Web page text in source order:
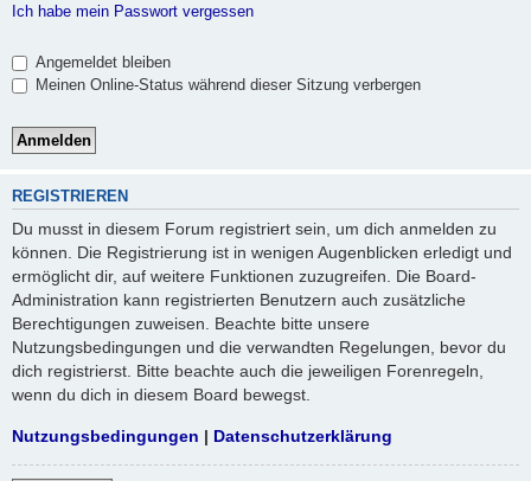
Ich habe mein Passwort vergessen
Angemeldet bleiben
Meinen Online-Status während dieser Sitzung verbergen
REGISTRIEREN
Du musst in diesem Forum registriert sein, um dich anmelden zu
können. Die Registrierung ist in wenigen Augenblicken erledigt und
ermöglicht dir, auf weitere Funktionen zuzugreifen. Die Board-
Administration kann registrierten Benutzern auch zusätzliche
Berechtigungen zuweisen. Beachte bitte unsere
Nutzungsbedingungen und die verwandten Regelungen, bevor du
dich registrierst. Bitte beachte auch die jeweiligen Forenregeln,
wenn du dich in diesem Board bewegst.
Nutzungsbedingungen | Datenschutzerklärung